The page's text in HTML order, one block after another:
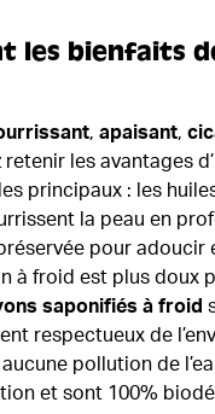
les bienfaits
, apaisant,
retenir les avantages
principaux : les
la peau en
pour adoucir
à froid est plus doux
saponifiés à froid
respectueux de
aucune pollution de
et sont 100%